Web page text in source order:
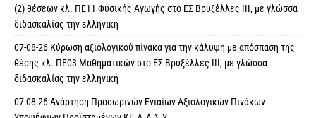
(2) θέσεων κλ. ΠΕ11 Φυσικής Αγωγής στο ΕΣ Βρυξέλλες ΙΙΙ, με γλώσσα
διδασκαλίας την ελληνική
07-08-26 Κύρωση αξιολογικού πίνακα για την κάλυψη με απόσπαση της
θέσης κλ. ΠΕ03 Μαθηματικών στο ΕΣ Βρυξέλλες ΙΙΙ, με γλώσσα
διδασκαλίας την ελληνική
07-08-26 Ανάρτηση Προσωρινών Ενιαίων Αξιολογικών Πινάκων